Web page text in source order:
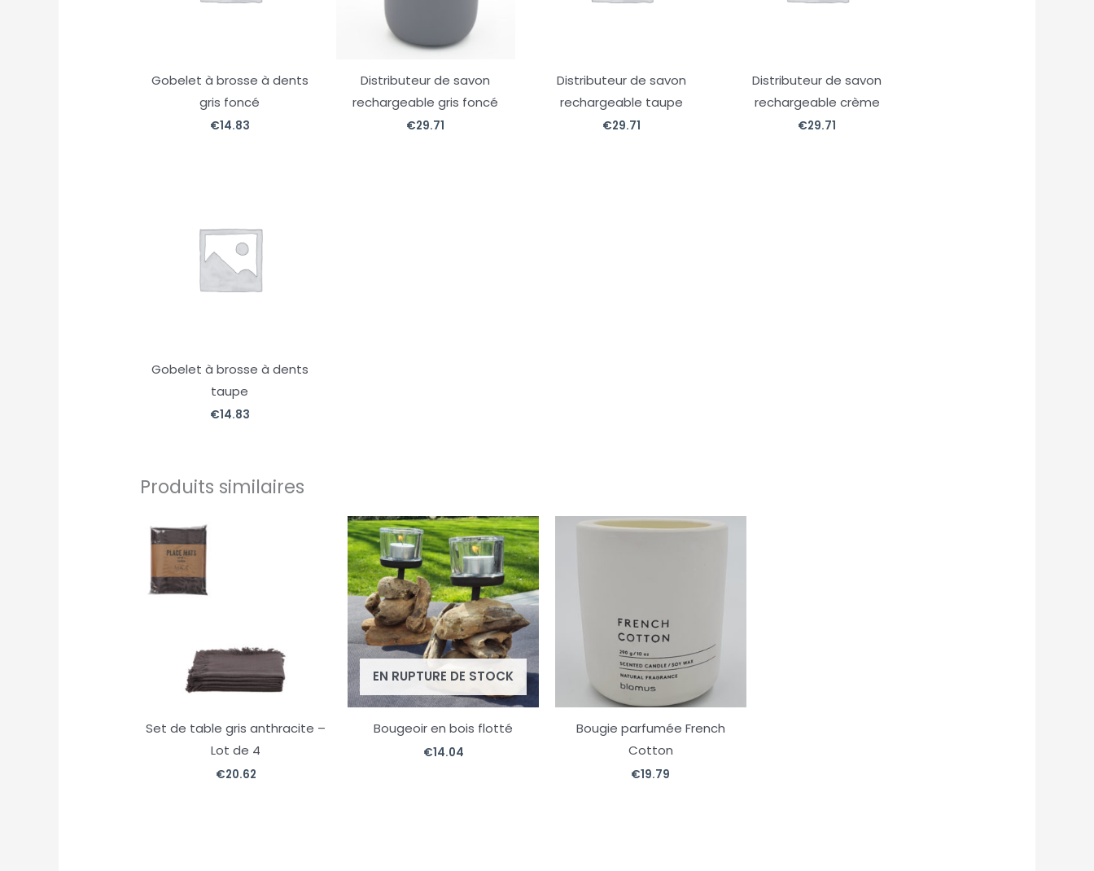
Gobelet à brosse à dents
gris foncé
€14.83
Distributeur de savon
rechargeable gris foncé
€29.71
Distributeur de savon
rechargeable taupe
€29.71
Distributeur de savon
rechargeable crème
€29.71
Gobelet à brosse à dents
taupe
€14.83
Produits similaires
Set de table gris anthracite –
Lot de 4
€20.62
EN RUPTURE DE STOCK
Bougeoir en bois flotté
€14.04
Bougie parfumée French
Cotton
€19.79